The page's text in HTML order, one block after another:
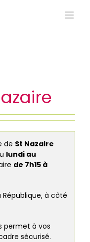
de St Nazaire
lundi au
de 7h15 à
à côté
permet à vos
sécurisé.